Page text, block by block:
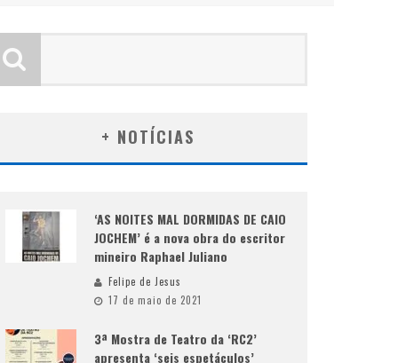
+ NOTÍCIAS
‘AS NOITES MAL DORMIDAS DE CAIO
JOCHEM’ é a nova obra do escritor
mineiro Raphael Juliano
Felipe de Jesus
17 de maio de 2021
3ª Mostra de Teatro da ‘RC2’
apresenta ‘seis espetáculos’